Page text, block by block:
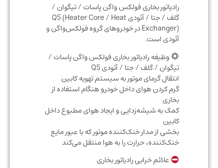
رادیاتور بخاری فولکس واگن پاسات / تیگوان /
گلف / جتا / آئودی Q5 (Heater Core / Heat
Exchanger) در خودروهای گروه فولکس‌واگن و
آئودی است.
وظیفه رادیاتور بخاری فولکس واگن پاسات /
تیگوان / گلف / جتا / آئودی Q5
انتقال گرمای موتور به سیستم تهویه کابین
گرم کردن هوای داخل خودرو هنگام استفاده از
کمک به شیشه‌زدایی و ایجاد هوای مطبوع داخل
بخشی از مدار خنک‌کننده موتور که با عبور مایع
خنک‌کننده، حرارت را به هوا منتقل می‌کند
علائم خرابی رادیاتور بخاری